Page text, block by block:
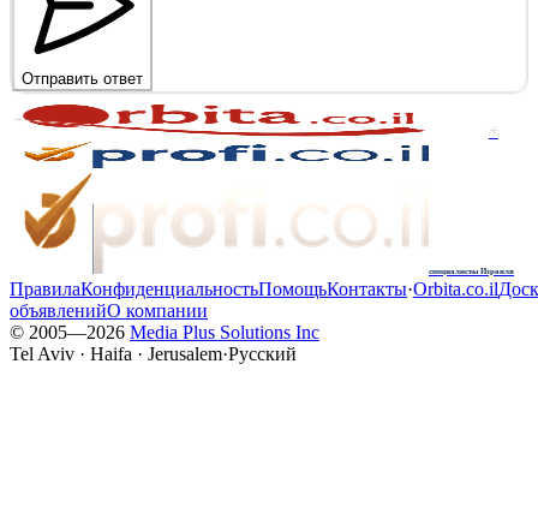
Отправить ответ
+
специалисты Израиля
ПравилаКонфиденциальностьПомощьКонтакты·Orbita.co.il
объявленийО компании
© 2005—2026 Media Plus Solutions Inc
Tel Aviv · Haifa · Jerusalem·Русский